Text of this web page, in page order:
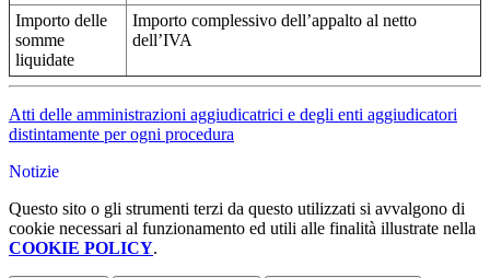
Importo delle
somme
liquidate
Importo complessivo dell’appalto al netto
dell’IVA
Atti delle amministrazioni aggiudicatrici e degli enti aggiudicatori
distintamente per ogni procedura
Notizie
Questo sito o gli strumenti terzi da questo utilizzati si avvalgono di
cookie necessari al funzionamento ed utili alle finalità illustrate nella
COOKIE POLICY.